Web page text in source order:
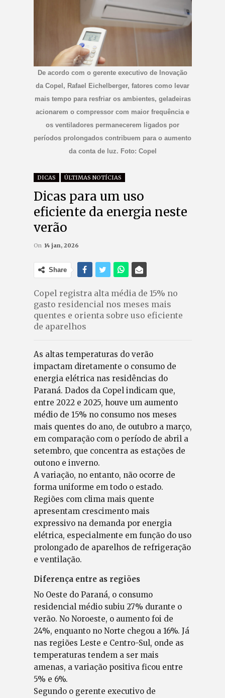
De acordo com o gerente executivo de Inovação
da Copel, Rafael Eichelberger, fatores como levar
mais tempo para resfriar os ambientes, geladeiras
acionarem o compressor com maior frequência e
os ventiladores permanecerem ligados por
períodos prolongados contribuem para o aumento
da conta de luz. Foto: Copel
DICAS ÚLTIMAS NOTÍCIAS
Dicas para um uso
eficiente da energia neste
verão
On 14 jan, 2026
Share
Copel registra alta média de 15% no
gasto residencial nos meses mais
quentes e orienta sobre uso eficiente
de aparelhos
As altas temperaturas do verão
impactam diretamente o consumo de
energia elétrica nas residências do
Paraná. Dados da Copel indicam que,
entre 2022 e 2025, houve um aumento
médio de 15% no consumo nos meses
mais quentes do ano, de outubro a março,
em comparação com o período de abril a
setembro, que concentra as estações de
outono e inverno.
A variação, no entanto, não ocorre de
forma uniforme em todo o estado.
Regiões com clima mais quente
apresentam crescimento mais
expressivo na demanda por energia
elétrica, especialmente em função do uso
prolongado de aparelhos de refrigeração
e ventilação.
Diferença entre as regiões
No Oeste do Paraná, o consumo
residencial médio subiu 27% durante o
verão. No Noroeste, o aumento foi de
24%, enquanto no Norte chegou a 16%. Já
nas regiões Leste e Centro-Sul, onde as
temperaturas tendem a ser mais
amenas, a variação positiva ficou entre
5% e 6%.
Segundo o gerente executivo de